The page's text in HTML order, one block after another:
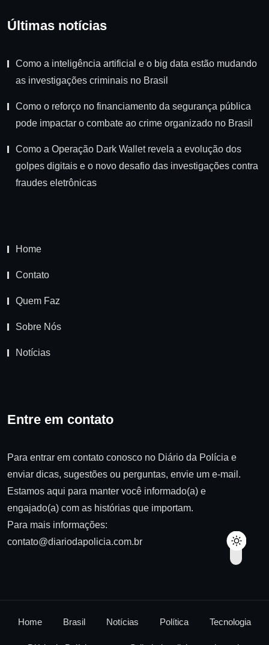
Últimas notícias
Como a inteligência artificial e o big data estão mudando
as investigações criminais no Brasil
Como o reforço no financiamento da segurança pública
pode impactar o combate ao crime organizado no Brasil
Como a Operação Dark Wallet revela a evolução dos
golpes digitais e o novo desafio das investigações contra
fraudes eletrônicas
Home
Contato
Quem Faz
Sobre Nós
Notícias
Entre em contato
Para entrar em contato conosco no Diário da Polícia e
enviar dicas, sugestões ou perguntas, envie um e-mail.
Estamos aqui para manter você informado(a) e
engajado(a) com as histórias que importam.
Para mais informações:
contato@diariodapolicia.com.br
Home Brasil Notícias Política Tecnologia